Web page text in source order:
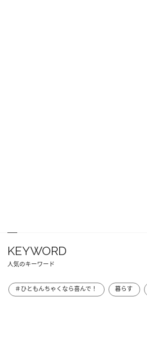
KEYWORD
人気のキーワード
＃ひともんちゃくなら喜んで！ 暮らす